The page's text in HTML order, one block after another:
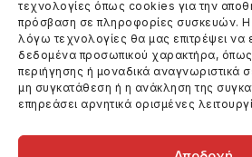
τεχνολογίες όπως cookies για την
πρόσβαση σε πληροφορίες συσκευών. Η
λόγω τεχνολογίες θα μας επιτρέψει να
δεδομένα προσωπικού χαρακτήρα,
περιήγησης ή μοναδικά αναγνωριστικά
μη συγκατάθεση ή η ανάκληση της
επηρεάσει αρνητικά ορισμένες
Πολιτική Cookies (ΕΕ)
Στοιχεία Επικοινωνίας
Καλεσέ μας
(+30) 6974123481
Στείλε μας email
info@filmandtheater.gr